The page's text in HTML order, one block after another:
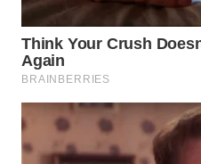
MARTABAT
NET
PLN
MKLI